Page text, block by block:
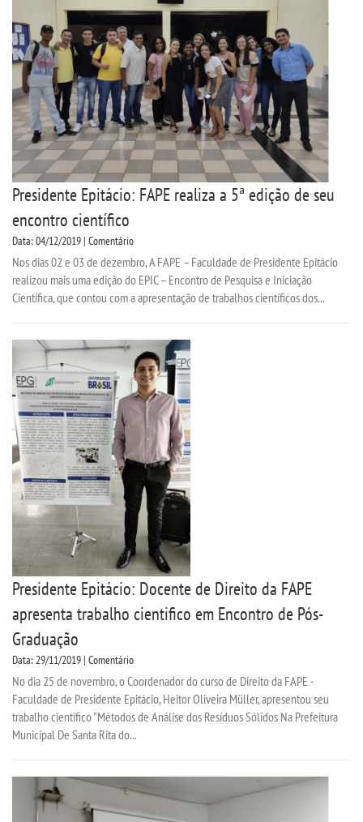
Presidente Epitácio: FAPE realiza a 5ª edição de seu
encontro científico
Data: 04/12/2019 | Comentário
Nos dias 02 e 03 de dezembro, A FAPE – Faculdade de Presidente Epitácio
realizou mais uma edição do EPIC – Encontro de Pesquisa e Iniciação
Científica, que contou com a apresentação de trabalhos científicos dos...
Presidente Epitácio: Docente de Direito da FAPE
apresenta trabalho cientifico em Encontro de Pós-
Graduação
Data: 29/11/2019 | Comentário
No dia 25 de novembro, o Coordenador do curso de Direito da FAPE -
Faculdade de Presidente Epitácio, Heitor Oliveira Müller, apresentou seu
trabalho científico "Métodos de Análise dos Resíduos Sólidos Na Prefeitura
Municipal De Santa Rita do...